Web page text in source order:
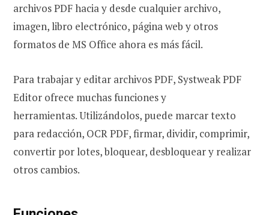
archivos PDF hacia y desde cualquier archivo,
imagen, libro electrónico, página web y otros
formatos de MS Office ahora es más fácil.
Para trabajar y editar archivos PDF, Systweak PDF
Editor ofrece muchas funciones y
herramientas. Utilizándolos, puede marcar texto
para redacción, OCR PDF, firmar, dividir, comprimir,
convertir por lotes, bloquear, desbloquear y realizar
otros cambios.